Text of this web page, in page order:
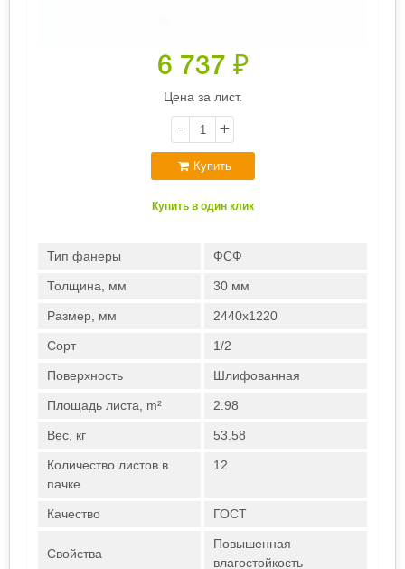
6 737 ₽
Цена за лист.
- +
Купить
Купить в один клик
Тип фанеры ФСФ
Толщина, мм 30 мм
Размер, мм 2440х1220
Сорт 1/2
Поверхность Шлифованная
Площадь листа, m² 2.98
Вес, кг 53.58
Количество листов в
пачке
12
Качество ГОСТ
Свойства
Повышенная
влагостойкость